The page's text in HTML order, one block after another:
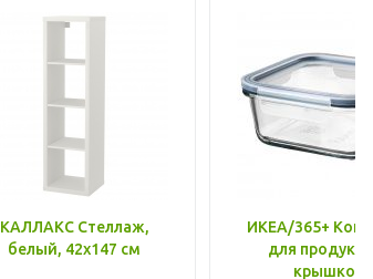
КАЛЛАКС Стеллаж,
белый, 42x147 см
ИКЕА/365+
для
крышкой,